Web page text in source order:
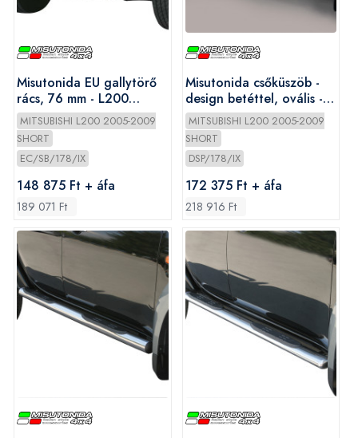
Misutonida EU gallytörő
rács, 76 mm - L200
2006-2009
MITSUBISHI L200 2005-2009
SHORT
EC/SB/178/IX
148 875 Ft + áfa
189 071 Ft
Misutonida csőküszöb -
design betéttel, ovális -
L200 D/C 2006-2009
MITSUBISHI L200 2005-2009
SHORT
DSP/178/IX
172 375 Ft + áfa
218 916 Ft